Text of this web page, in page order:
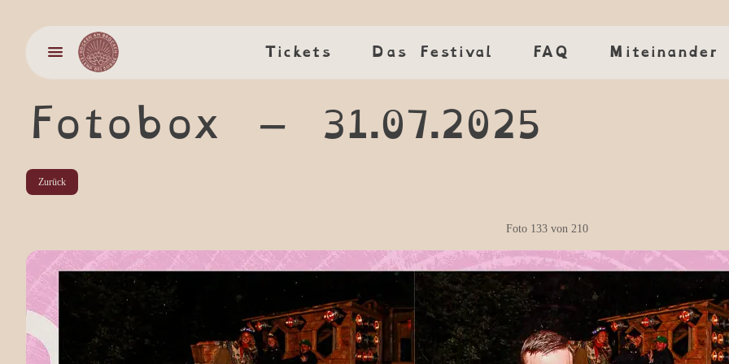
Tickets Das Festival FAQ Miteinander
Tickets Das Festival FAQ Miteinander
Fotobox – 31.07.2025
Zurück
Foto 133von 210